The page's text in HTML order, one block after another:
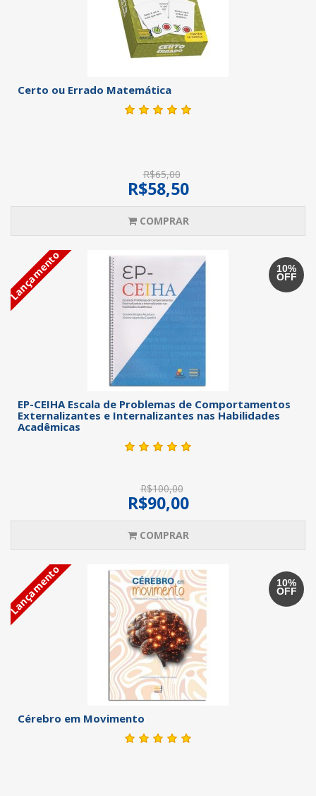
Certo ou Errado Matemática
R$65,00
R$58,50
COMPRAR
10%
OFF
Lançamento
EP-CEIHA Escala de Problemas de Comportamentos
Externalizantes e Internalizantes nas Habilidades
Acadêmicas
R$100,00
R$90,00
COMPRAR
10%
OFF
Lançamento
Cérebro em Movimento